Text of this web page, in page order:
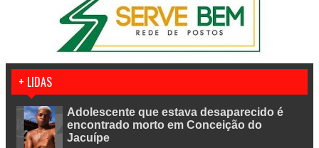
+ LIDAS
Adolescente que estava desaparecido é
encontrado morto em Conceição do
Jacuípe